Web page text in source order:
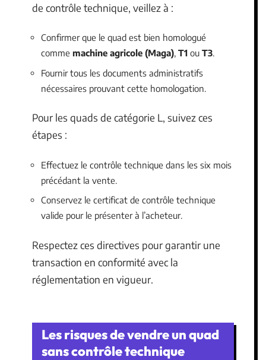
de contrôle technique, veillez à :
Confirmer que le quad est bien homologué
comme machine agricole (Maga), T1 ou T3.
Fournir tous les documents administratifs
nécessaires prouvant cette homologation.
Pour les quads de catégorie L, suivez ces
étapes :
Effectuez le contrôle technique dans les six mois
précédant la vente.
Conservez le certificat de contrôle technique
valide pour le présenter à l’acheteur.
Respectez ces directives pour garantir une
transaction en conformité avec la
réglementation en vigueur.
Les risques de vendre un quad
sans contrôle technique